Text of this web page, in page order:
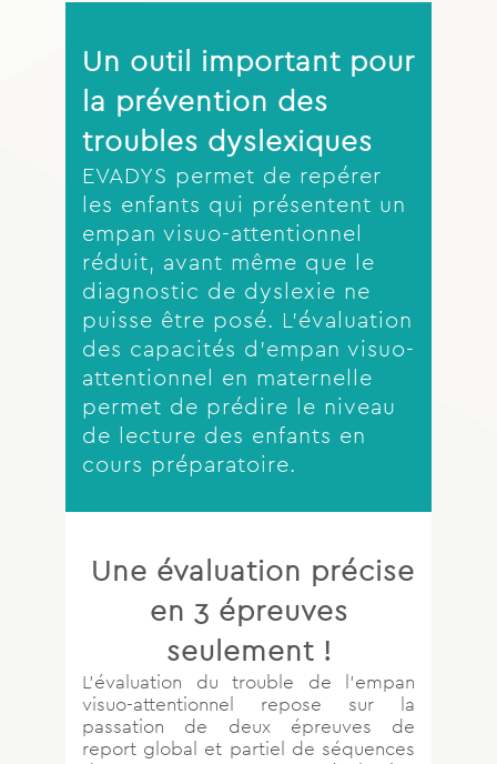
Un outil important pour
la prévention des
troubles dyslexiques
EVADYS permet de repérer
les enfants qui présentent un
empan visuo-attentionnel
réduit, avant même que le
diagnostic de dyslexie ne
puisse être posé. L’évaluation
des capacités d’empan visuo-
attentionnel en maternelle
permet de prédire le niveau
de lecture des enfants en
cours préparatoire.
Une évaluation précise
en 3 épreuves
seulement !
L’évaluation du trouble de l’empan
visuo-attentionnel repose sur la
passation de deux épreuves de
report global et partiel de séquences